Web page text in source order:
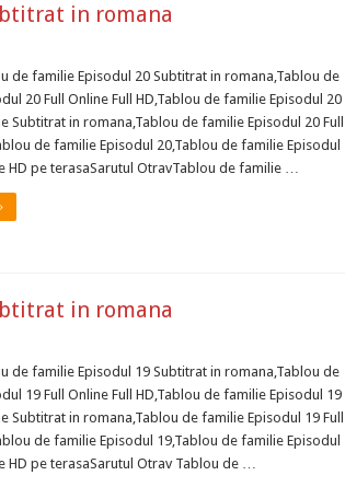
in romana
de familie Episodul 20 Subtitrat in romana,Tablou de
20 Full Online Full HD,Tablou de familie Episodul 20
Subtitrat in romana,Tablou de familie Episodul 20 Full
de familie Episodul 20,Tablou de familie Episodul
HD pe terasaSarutul OtravTablou de familie …
in romana
de familie Episodul 19 Subtitrat in romana,Tablou de
19 Full Online Full HD,Tablou de familie Episodul 19
Subtitrat in romana,Tablou de familie Episodul 19 Full
de familie Episodul 19,Tablou de familie Episodul
HD pe terasaSarutul Otrav Tablou de …